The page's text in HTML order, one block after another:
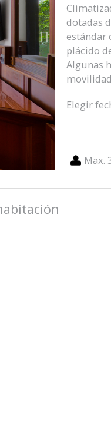
Max.
dotadas
estándar
plácido
Algunas
Elegir